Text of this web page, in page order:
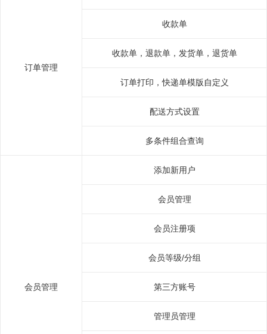
订单管理
收款单
收款单，退款单，发货单，退货单
订单打印，快递单模版自定义
配送方式设置
多条件组合查询
会员管理
添加新用户
会员管理
会员注册项
会员等级/分组
第三方账号
管理员管理